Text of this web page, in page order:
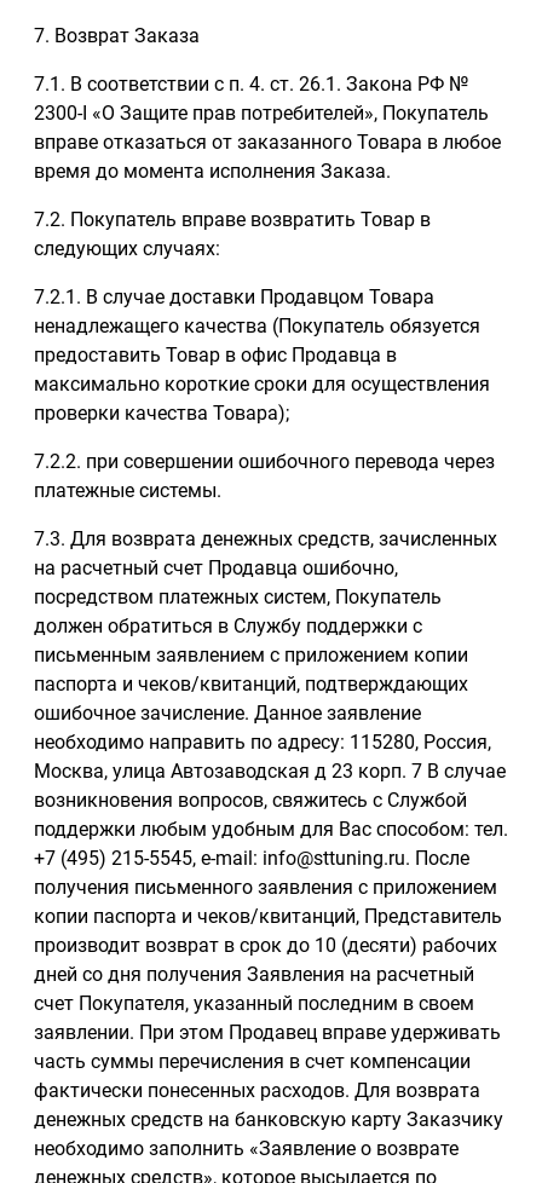
7. Возврат Заказа
7.1. В соответствии с п. 4. ст. 26.1. Закона РФ №
2300-I «О Защите прав потребителей», Покупатель
вправе отказаться от заказанного Товара в любое
время до момента исполнения Заказа.
7.2. Покупатель вправе возвратить Товар в
следующих случаях:
7.2.1. В случае доставки Продавцом Товара
ненадлежащего качества (Покупатель обязуется
предоставить Товар в офис Продавца в
максимально короткие сроки для осуществления
проверки качества Товара);
7.2.2. при совершении ошибочного перевода через
платежные системы.
7.3. Для возврата денежных средств, зачисленных
на расчетный счет Продавца ошибочно,
посредством платежных систем, Покупатель
должен обратиться в Службу поддержки с
письменным заявлением с приложением копии
паспорта и чеков/квитанций, подтверждающих
ошибочное зачисление. Данное заявление
необходимо направить по адресу: 115280, Россия,
Москва, улица Автозаводская д 23 корп. 7 В случае
возникновения вопросов, свяжитесь с Службой
поддержки любым удобным для Вас способом: тел.
+7 (495) 215-5545, e-mail: info@sttuning.ru. После
получения письменного заявления с приложением
копии паспорта и чеков/квитанций, Представитель
производит возврат в срок до 10 (десяти) рабочих
дней со дня получения Заявления на расчетный
счет Покупателя, указанный последним в своем
заявлении. При этом Продавец вправе удерживать
часть суммы перечисления в счет компенсации
фактически понесенных расходов. Для возврата
денежных средств на банковскую карту Заказчику
необходимо заполнить «Заявление о возврате
денежных средств», которое высылается по